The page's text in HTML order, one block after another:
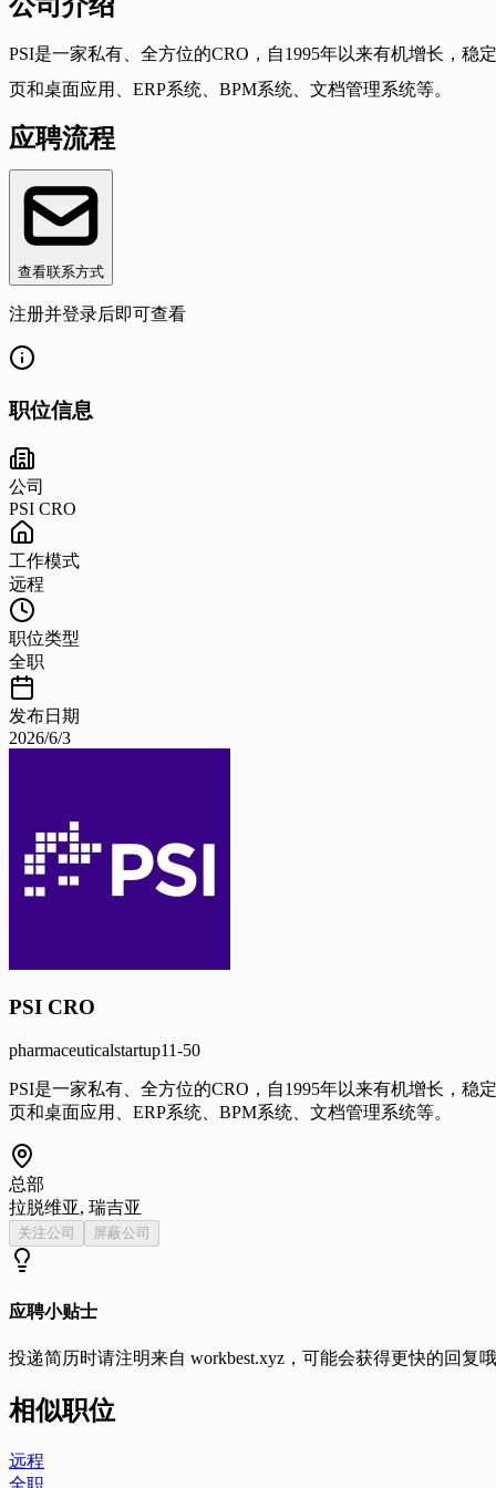
PSI是一家私有、全方位的CRO，自1995年以来有机增长，稳
页和桌面应用、ERP系统、BPM系统、文档管理系统等。
应聘流程
查看联系方式
注册并登录后即可查看
职位信息
公司
PSI CRO
工作模式
远程
职位类型
全职
发布日期
2026/6/3
PSI CRO
pharmaceuticalstartup11-50
PSI是一家私有、全方位的CRO，自1995年以来有机增长，稳
页和桌面应用、ERP系统、BPM系统、文档管理系统等。
总部
拉脱维亚, 瑞吉亚
关注公司 屏蔽公司
应聘小贴士
投递简历时请注明来自 workbest.xyz ，可能会获得更快的回复
相似职位
远程
全职